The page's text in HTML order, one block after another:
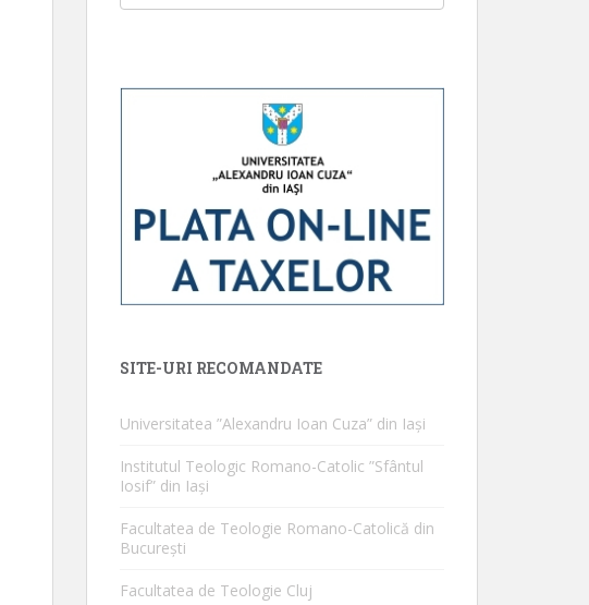
SITE-URI RECOMANDATE
Universitatea ”Alexandru Ioan Cuza” din Iaşi
Institutul Teologic Romano-Catolic ”Sfântul
Iosif” din Iaşi
Facultatea de Teologie Romano-Catolică din
Bucureşti
Facultatea de Teologie Cluj